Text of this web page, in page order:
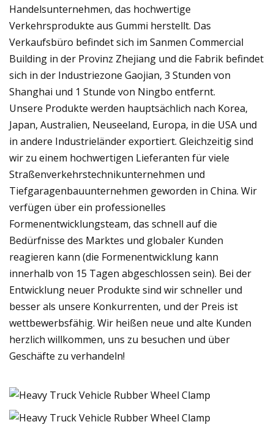
Handelsunternehmen, das hochwertige
Verkehrsprodukte aus Gummi herstellt. Das
Verkaufsbüro befindet sich im Sanmen Commercial
Building in der Provinz Zhejiang und die Fabrik befindet
sich in der Industriezone Gaojian, 3 Stunden von
Shanghai und 1 Stunde von Ningbo entfernt.
Unsere Produkte werden hauptsächlich nach Korea,
Japan, Australien, Neuseeland, Europa, in die USA und
in andere Industrieländer exportiert. Gleichzeitig sind
wir zu einem hochwertigen Lieferanten für viele
Straßenverkehrstechnikunternehmen und
Tiefgaragenbauunternehmen geworden in China. Wir
verfügen über ein professionelles
Formenentwicklungsteam, das schnell auf die
Bedürfnisse des Marktes und globaler Kunden
reagieren kann (die Formenentwicklung kann
innerhalb von 15 Tagen abgeschlossen sein). Bei der
Entwicklung neuer Produkte sind wir schneller und
besser als unsere Konkurrenten, und der Preis ist
wettbewerbsfähig. Wir heißen neue und alte Kunden
herzlich willkommen, uns zu besuchen und über
Geschäfte zu verhandeln!